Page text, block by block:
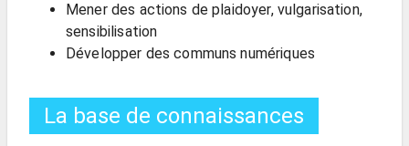
Mener des actions de plaidoyer, vulgarisation,
sensibilisation
Développer des communs numériques
La base de connaissances